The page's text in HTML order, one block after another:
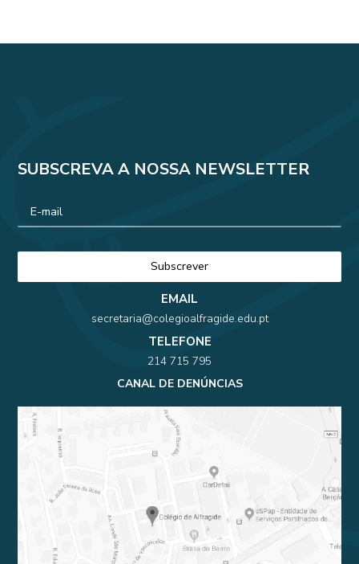
SUBSCREVA A NOSSA NEWSLETTER
EMAIL
secretaria@colegioalfragide.edu.pt
TELEFONE
214 715 795
CANAL DE DENÚNCIAS